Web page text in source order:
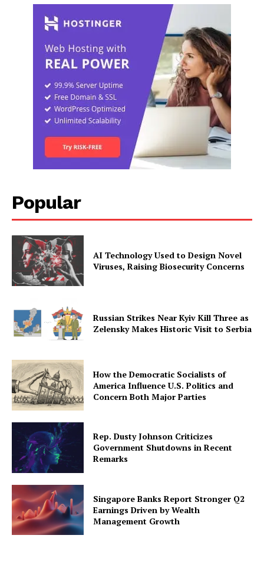
Popular
AI Technology Used to Design Novel
Viruses, Raising Biosecurity Concerns
Russian Strikes Near Kyiv Kill Three as
Zelensky Makes Historic Visit to Serbia
How the Democratic Socialists of
America Influence U.S. Politics and
Concern Both Major Parties
Rep. Dusty Johnson Criticizes
Government Shutdowns in Recent
Remarks
Singapore Banks Report Stronger Q2
Earnings Driven by Wealth
Management Growth